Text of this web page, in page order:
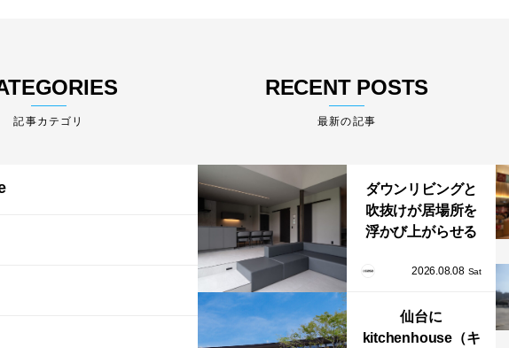
RECENT POSTS
最新の記事
ダウンリビングと
吹抜けが居場所を
浮かび上がらせる
上がる住まい」の
2026.08.08 Sat
仙台に
kitchenhouse（キ